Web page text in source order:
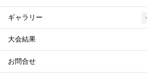
ギャラリー
大会結果
お問合せ